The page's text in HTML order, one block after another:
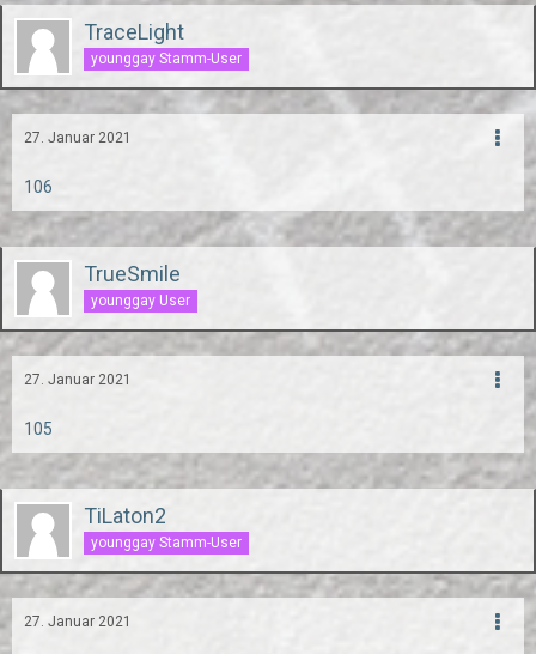
TraceLight
younggay Stamm-User
27. Januar 2021
106
TrueSmile
younggay User
27. Januar 2021
105
TiLaton2
younggay Stamm-User
27. Januar 2021